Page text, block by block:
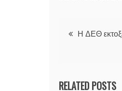
Η ΔΕΘ
RELATED POSTS